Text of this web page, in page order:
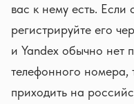
вас к нему есть. Если
регистрируйте его
и Yandex обычно нет
телефонного
приходить на